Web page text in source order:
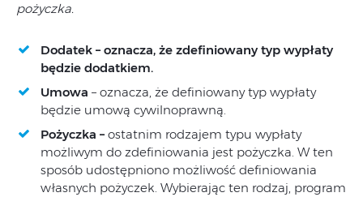
pożyczka.
Dodatek – oznacza, że zdefiniowany typ wypłaty
będzie dodatkiem.
Umowa – oznacza, że definiowany typ wypłaty
będzie umową cywilnoprawną.
Pożyczka – ostatnim rodzajem typu wypłaty
możliwym do zdefiniowania jest pożyczka. W ten
sposób udostępniono możliwość definiowania
własnych pożyczek. Wybierając ten rodzaj, program